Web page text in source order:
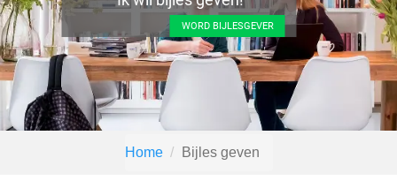
g
i
o
WORD BIJLESGEVER
Home Bijles geven